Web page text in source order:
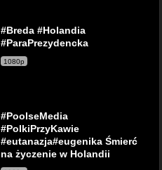
#Breda #Holandia
#ParaPrezydencka
1080p
#PoolseMedia
#PolkiPrzyKawie
#eutanazja#eugenika Śmierć
na życzenie w Holandii